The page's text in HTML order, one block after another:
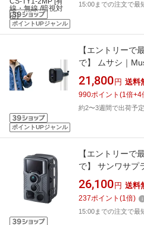
ポイントUPジャンル
15:00までの注文で最
ポイントUPジャンル
【エントリーで
で】 ムサシ｜
Wi-fiカメラ YC72
21,800 円 送料
990ポイント (1倍+4
約2〜3週間で出荷予定
【エントリーで
で】 サンワサプ
リティカメラ
26,100 円 送料
237ポイント (1倍)
15:00までの注文で最